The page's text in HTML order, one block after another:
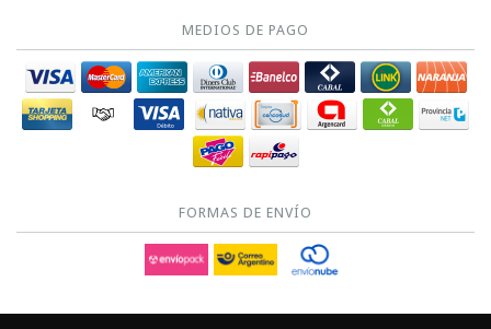
MEDIOS DE PAGO
FORMAS DE ENVÍO